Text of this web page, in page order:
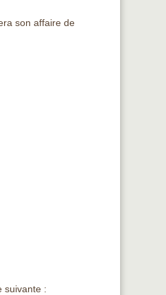
son affaire de
suivante :